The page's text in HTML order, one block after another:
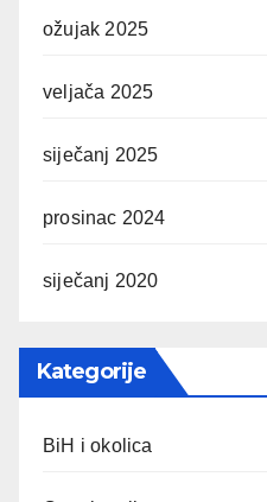
ožujak 2025
veljača 2025
siječanj 2025
prosinac 2024
siječanj 2020
Kategorije
BiH i okolica